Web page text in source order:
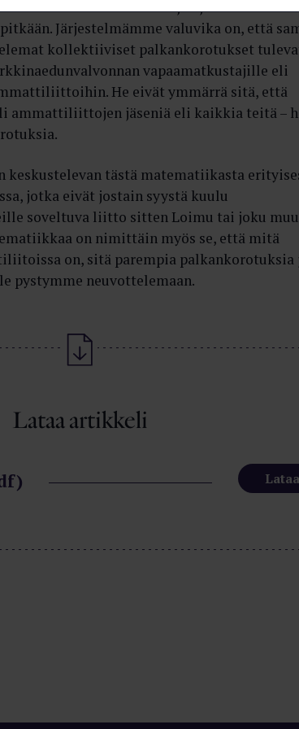
Järjestelmämme valuvika on, että
kollektiiviset palkankorotukset
vapaamatkustajille eli
He eivät ymmärrä sitä, että
ammattiliittojen jäseniä eli kaikkia teitä –
keskustelevan tästä matematiikasta
jotka eivät jostain syystä kuulu
soveltuva liitto sitten Loimu tai joku muu
on nimittäin myös se, että mitä
on, sitä parempia palkankorotuksia
pystymme neuvottelemaan.
Lataa artikkeli